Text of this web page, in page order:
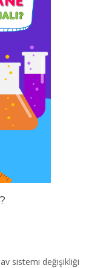
sistemi değişikliği